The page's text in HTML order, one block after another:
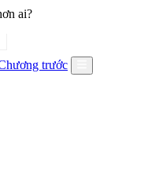
ai?
trước